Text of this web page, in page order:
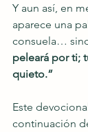
Y aun así, en
aparece una
consuela…
peleará por ti;
quieto.”
Este
continuación